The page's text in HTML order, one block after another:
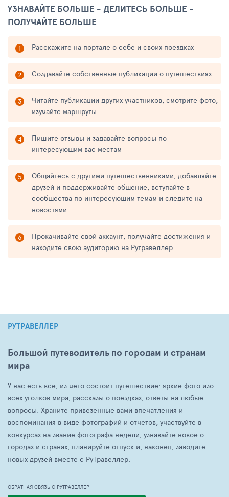
УЗНАВАЙТЕ БОЛЬШЕ - ДЕЛИТЕСЬ БОЛЬШЕ -
ПОЛУЧАЙТЕ БОЛЬШЕ
Расскажите на портале о себе и своих поездках
Создавайте собственные публикации о путешествиях
Читайте публикации других участников, смотрите фото,
изучайте маршруты
Пишите отзывы и задавайте вопросы по
интересующим вас местам
Общайтесь с другими путешественниками, добавляйте
друзей и поддерживайте общение, вступайте в
сообщества по интересующим темам и следите на
новостями
Прокачивайте свой аккаунт, получайте достижения и
находите свою аудиторию на Рутравеллер
РУТРАВЕЛЛЕР
Большой путеводитель по городам и странам
мира
У нас есть всё, из чего состоит путешествие: яркие фото изо
всех уголков мира, рассказы о поездках, ответы на любые
вопросы. Храните привезённые вами впечатления и
воспоминания в виде фотографий и отчётов, участвуйте в
конкурсах на звание фотографа недели, узнавайте новое о
городах и странах, планируйте отпуск и, наконец, заводите
новых друзей вместе с РуТравеллер.
ОБРАТНАЯ СВЯЗЬ С РУТРАВЕЛЛЕР